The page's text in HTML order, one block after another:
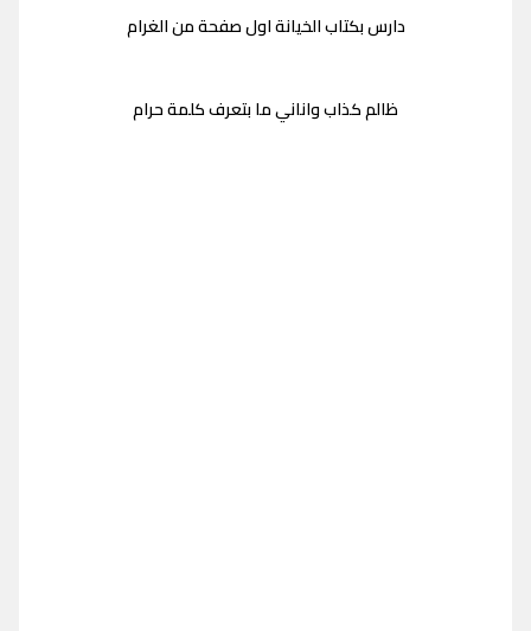
دارس بكتاب الخيانة اول صفحة من الغرام
ظالم كذاب واناني ما بتعرف كلمة حرام